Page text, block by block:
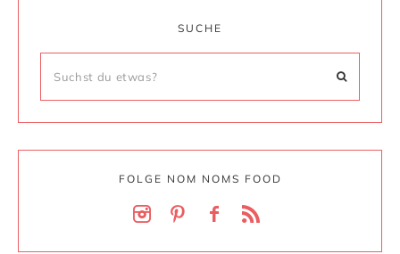
SUCHE
FOLGE NOM NOMS FOOD